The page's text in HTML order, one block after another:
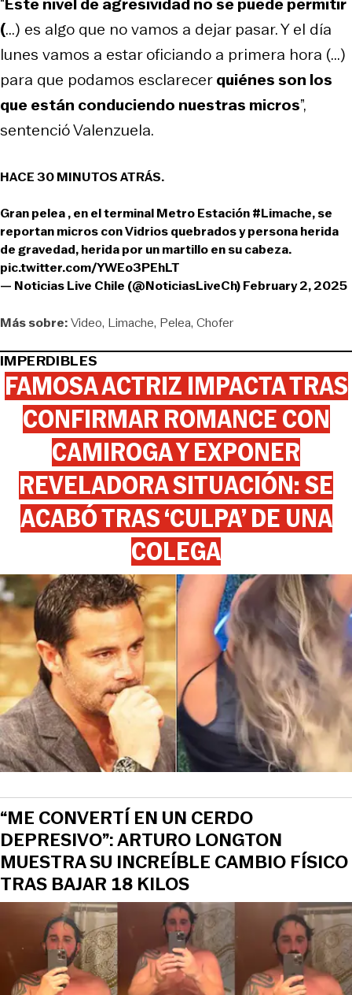
(...) es algo que no vamos a dejar pasar. Y el día
lunes vamos a estar oficiando a primera hora (...)
para que podamos esclarecerquiénes son los
que están conduciendo nuestras micros”,
sentenció Valenzuela.
HACE 30 MINUTOS ATRÁS.
Gran pelea , en el terminal Metro Estación#Limache, se
reportan micros con Vidrios quebrados y persona herida
de gravedad, herida por un martillo en su cabeza.
pic.twitter.com/YWEo3PEhLT
— Noticias Live Chile (@NoticiasLiveCh)February 2, 2025
Más sobre:Video Limache Pelea Chofer
IMPERDIBLES
FAMOSA ACTRIZ IMPACTA TRAS
CONFIRMAR ROMANCE CON
CAMIROGA Y EXPONER
REVELADORA SITUACIÓN: SE
ACABÓ TRAS ‘CULPA’ DE UNA
COLEGA
“ME CONVERTÍ EN UN CERDO
DEPRESIVO”: ARTURO LONGTON
MUESTRA SU INCREÍBLE CAMBIO FÍSICO
TRAS BAJAR 18 KILOS